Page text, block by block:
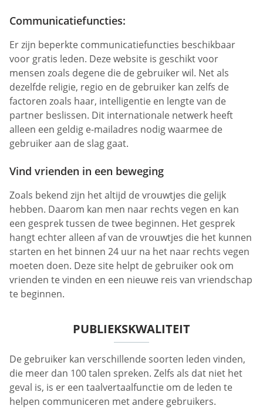
Communicatiefuncties:
Er zijn beperkte communicatiefuncties beschikbaar
voor gratis leden. Deze website is geschikt voor
mensen zoals degene die de gebruiker wil. Net als
dezelfde religie, regio en de gebruiker kan zelfs de
factoren zoals haar, intelligentie en lengte van de
partner beslissen. Dit internationale netwerk heeft
alleen een geldig e-mailadres nodig waarmee de
gebruiker aan de slag gaat.
Vind vrienden in een beweging
Zoals bekend zijn het altijd de vrouwtjes die gelijk
hebben. Daarom kan men naar rechts vegen en kan
een gesprek tussen de twee beginnen. Het gesprek
hangt echter alleen af van de vrouwtjes die het kunnen
starten en het binnen 24 uur na het naar rechts vegen
moeten doen. Deze site helpt de gebruiker ook om
vrienden te vinden en een nieuwe reis van vriendschap
te beginnen.
PUBLIEKSKWALITEIT
De gebruiker kan verschillende soorten leden vinden,
die meer dan 100 talen spreken. Zelfs als dat niet het
geval is, is er een taalvertaalfunctie om de leden te
helpen communiceren met andere gebruikers.